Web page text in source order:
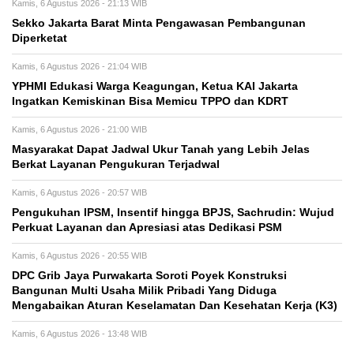
Kamis, 6 Agustus 2026 - 21:13 WIB
Sekko Jakarta Barat Minta Pengawasan Pembangunan
Diperketat
Kamis, 6 Agustus 2026 - 21:04 WIB
YPHMI Edukasi Warga Keagungan, Ketua KAI Jakarta
Ingatkan Kemiskinan Bisa Memicu TPPO dan KDRT
Kamis, 6 Agustus 2026 - 21:00 WIB
Masyarakat Dapat Jadwal Ukur Tanah yang Lebih Jelas
Berkat Layanan Pengukuran Terjadwal
Kamis, 6 Agustus 2026 - 20:57 WIB
Pengukuhan IPSM, Insentif hingga BPJS, Sachrudin: Wujud
Perkuat Layanan dan Apresiasi atas Dedikasi PSM
Kamis, 6 Agustus 2026 - 20:55 WIB
DPC Grib Jaya Purwakarta Soroti Poyek Konstruksi
Bangunan Multi Usaha Milik Pribadi Yang Diduga
Mengabaikan Aturan Keselamatan Dan Kesehatan Kerja (K3)
Kamis, 6 Agustus 2026 - 13:48 WIB